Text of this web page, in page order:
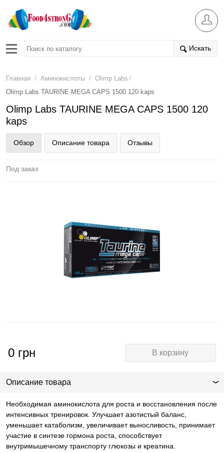
Искать
Главная / Аминокислоты / Olimp Labs /
Olimp Labs TAURINE MEGA CAPS 1500 120 kaps
Olimp Labs TAURINE MEGA CAPS 1500 120
kaps
Обзор Описание товара Отзывы
Под заказ
0 грн В корзину
Описание товара
Необходимая аминокислота для роста и восстановления после
интенсивных тренировок. Улучшает азотистый баланс,
уменьшает катаболизм, увеличивает выносливость, принимает
участие в синтезе гормона роста, способствует
внутримышечному транспорту глюкозы и креатина.